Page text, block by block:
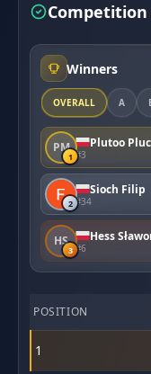
Winners
OVERALL A
PM
1
Plutoo
#3
2
Sioch Filip
#34
HS
3
Hess
#6
POSITION
1